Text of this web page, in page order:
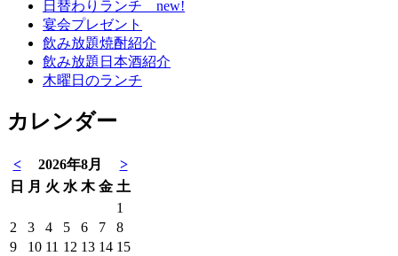
日替わりランチ new!
宴会プレゼント
飲み放題焼酎紹介
飲み放題日本酒紹介
木曜日のランチ
カレンダー
< 2026年8月
>
日
月 火 水 木 金 土
1
2
3 4 5 6 7
8
9
10 11 12 13 14 15